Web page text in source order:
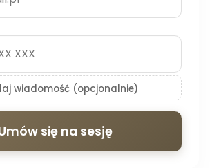
wiadomość (opcjonalnie)
się na sesję